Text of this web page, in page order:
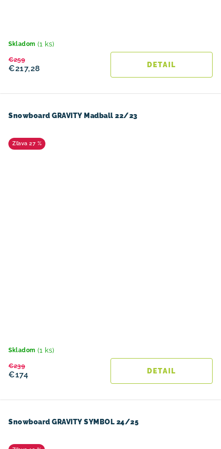
Skladom (1 ks)
€217,28
€259
DETAIL
Snowboard GRAVITY Madball 22/23
27 %
Skladom (1 ks)
€174
€239
DETAIL
Snowboard GRAVITY SYMBOL 24/25